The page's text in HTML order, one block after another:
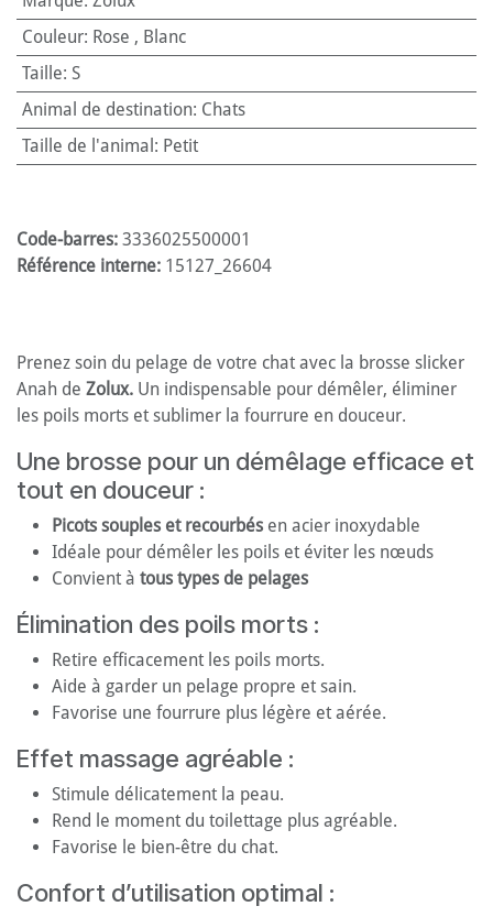
Couleur: Rose , Blanc
Taille: S
Animal de destination: Chats
Taille de l'animal : Petit
Code-barres: 3336025500001
Référence interne: 15127_26604
Prenez soin du pelage de votre chat avec la brosse slicker
Anah de Zolux. Un indispensable pour démêler, éliminer
les poils morts et sublimer la fourrure en douceur.
Une brosse pour un démêlage efficace et
tout en douceur :
Picots souples et recourbés en acier inoxydable
Idéale pour démêler les poils et éviter les nœuds
Convient à tous types de pelages
Élimination des poils morts :
Retire efficacement les poils morts.
Aide à garder un pelage propre et sain.
Favorise une fourrure plus légère et aérée.
Effet massage agréable :
Stimule délicatement la peau.
Rend le moment du toilettage plus agréable.
Favorise le bien-être du chat.
Confort d’utilisation optimal :